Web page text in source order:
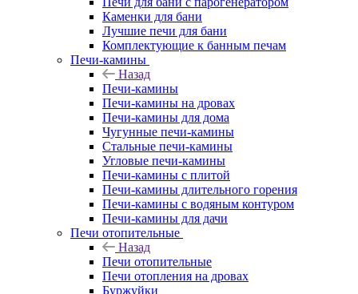
Каменки для бани
Лучшие печи для бани
Комплектующие к банным печам
Печи-камины
Назад
Печи-камины
Печи-камины на дровах
Печи-камины для дома
Чугунные печи-камины
Стальные печи-камины
Угловые печи-камины
Печи-камины с плитой
Печи-камины длительного горения
Печи-камины с водяным контуром
Печи-камины для дачи
Печи отопительные
Назад
Печи отопительные
Печи отопления на дровах
Буржуйки